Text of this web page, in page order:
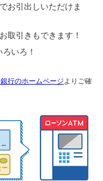
お引出しいただけま
取引きもできます！
いろ！
行のホームページよりご確